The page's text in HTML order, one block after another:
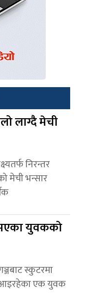
लाग्दै मेची
निरन्तर
मेची भन्सार
भएका युवकको
स्कुटरमा
एक युवक